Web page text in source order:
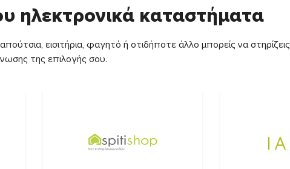
ηλεκτρονικά καταστήματα
εισιτήρια, φαγητό ή οτιδήποτε άλλο μπορείς να στηρίζεις
της επιλογής σου.